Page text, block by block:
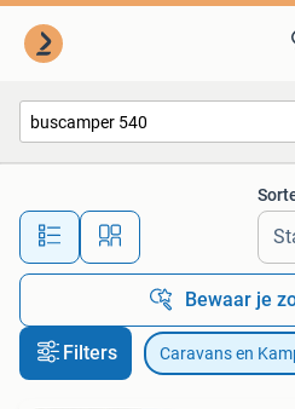
Alle
Bewaar je
Filters Caravans en